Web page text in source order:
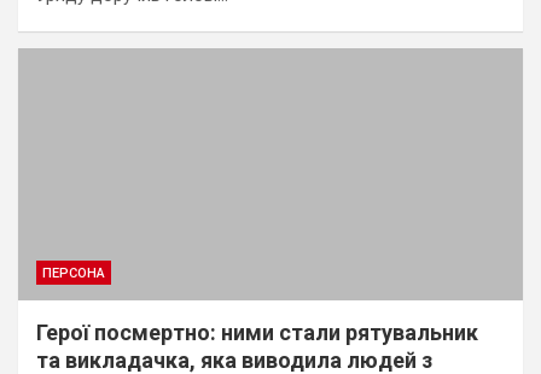
ПЕРСОНА
Герої посмертно: ними стали рятувальник
та викладачка, яка виводила людей з